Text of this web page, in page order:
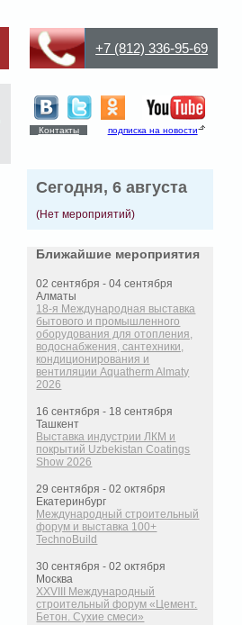
+7 (812) 336-95-69
Контакты подписка на новости
Сегодня, 6 августа
(Нет мероприятий)
Ближайшие мероприятия
02 сентября - 04 сентября
Алматы
18-я Международная выставка
бытового и промышленного
оборудования для отопления,
водоснабжения, сантехники,
кондиционирования и
вентиляции Aquatherm Almaty
2026
16 сентября - 18 сентября
Ташкент
Выставка индустрии ЛКМ и
покрытий Uzbekistan Coatings
Show 2026
29 сентября - 02 октября
Екатеринбург
Международный строительный
форум и выставка 100+
TechnoBuild
30 сентября - 02 октября
Москва
XXVIII Международный
строительный форум «Цемент.
Бетон. Сухие смеси»